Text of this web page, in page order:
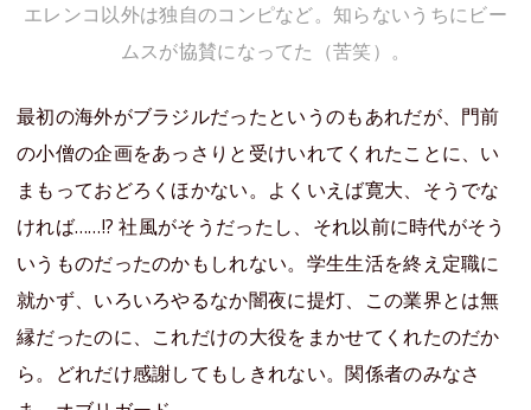
エレンコ以外は独自のコンピなど。知らないうちにビー
ムスが協賛になってた（苦笑）。
最初の海外がブラジルだったというのもあれだが、門前
の小僧の企画をあっさりと受けいれてくれたことに、い
まもっておどろくほかない。よくいえば寛大、そうでな
ければ……!? 社風がそうだったし、それ以前に時代がそう
いうものだったのかもしれない。学生生活を終え定職に
就かず、いろいろやるなか闇夜に提灯、この業界とは無
縁だったのに、これだけの大役をまかせてくれたのだか
ら。どれだけ感謝してもしきれない。関係者のみなさ